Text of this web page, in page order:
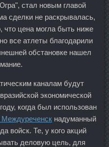
стал новым главой
сделки не раскрывалась,
что цена могла быть ниже
все атлеты благодарили
обстановке нашел
каналам будут
экономической
когда был использован
Междуреченск надуманный
войск. Те, у кого акций
деловую цель, для